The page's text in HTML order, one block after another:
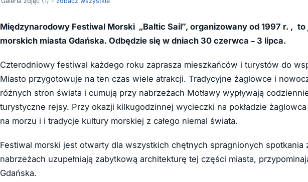
Międzynarodowy Festiwal Morski „Baltic Sail”, organizowany od 1997 r. ,
morskich miasta Gdańska. Odbędzie się w dniach 30 czerwca – 3 lipca.
Czterodniowy festiwal każdego roku zaprasza mieszkańców i turystów do
Miasto przygotowuje na ten czas wiele atrakcji. Tradycyjne żaglowce i
różnych stron świata i cumują przy nabrzeżach Motławy wypływają
turystyczne rejsy. Przy okazji kilkugodzinnej wycieczki na pokładzie
na morzu i i tradycje kultury morskiej z całego niemal świata.
Festiwal morski jest otwarty dla wszystkich chętnych spragnionych
nabrzeżach uzupełniają zabytkową architekturę tej części miasta,
Gdańska.